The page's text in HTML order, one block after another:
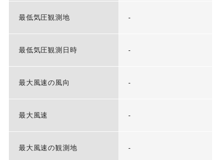
最低気圧観測地 -
最低気圧観測日時 -
最大風速の風向 -
最大風速 -
最大風速の観測地 -